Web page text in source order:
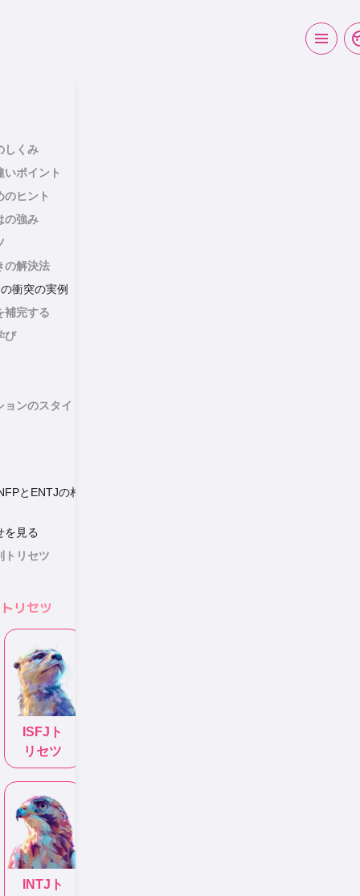
しくみ
いポイント
のヒント
の強み
の解決法
衝突の実例
補完する
び
ョンのスタイ
とENTJの相
を見る
トリセツ
リセツ
ISFJ ト
リセツ
INTJ ト